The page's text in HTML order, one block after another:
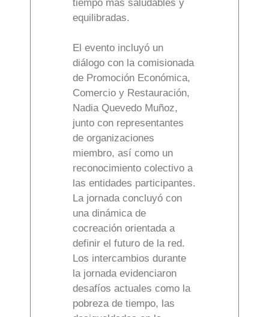
tiempo más saludables y
equilibradas.
El evento incluyó un
diálogo con la comisionada
de Promoción Económica,
Comercio y Restauración,
Nadia Quevedo Muñoz,
junto con representantes
de organizaciones
miembro, así como un
reconocimiento colectivo a
las entidades participantes.
La jornada concluyó con
una dinámica de
cocreación orientada a
definir el futuro de la red.
Los intercambios durante
la jornada evidenciaron
desafíos actuales como la
pobreza de tiempo, las